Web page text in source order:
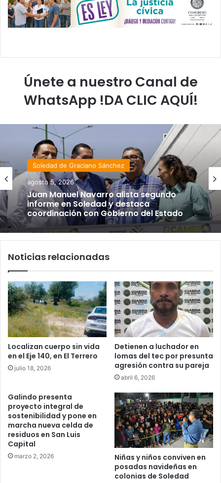
Únete a nuestro Canal de
WhatsApp !DA CLIC AQUÍ!
Soledad de Graciano Sánchez
agosto 5, 2026
Juan Manuel Navarro alista segundo
informe en Soledad y destaca
coordinación con Gobierno del Estado
Noticias relacionadas
Localizan cuerpo sin vida
en el Eje 140, en El Terrero
julio 18, 2026
Detienen a luchador en
lomas del tec por presunta
agresión contra su pareja
abril 6, 2026
Galindo presenta
proyecto integral de
sostenibilidad y pone en
marcha nueva celda de
residuos en San Luis
Capital
marzo 2, 2026
Niñas y niños conviven en
posadas navideñas en
colonias de Soledad